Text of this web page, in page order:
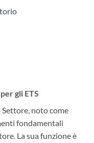
gli ETS
Settore, noto come
fondamentali
La sua funzione è